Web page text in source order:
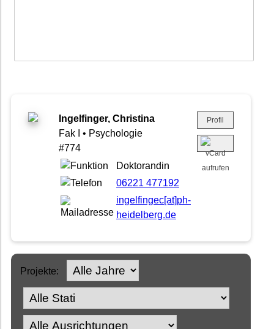
Ingelfinger, Christina
Fak I • Psychologie
#774
Doktorandin
06221 477192
ingelfingec[at]ph-
heidelberg.de
Profil
Projekte: